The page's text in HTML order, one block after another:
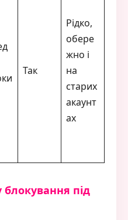
Так
Рідко,
обере
жно і
на
старих
акаунт
ах
під